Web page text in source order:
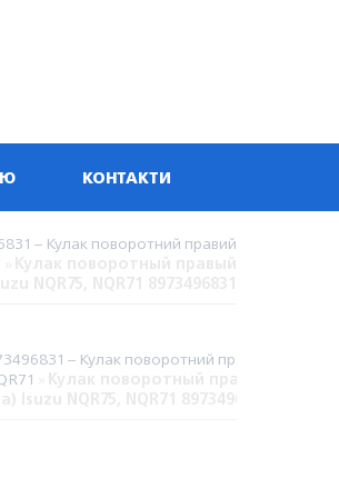
КОНТАКТИ
– Кулак поворотний правий
– Кулак поворотний правий